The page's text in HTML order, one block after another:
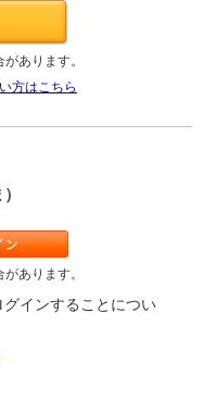
あります。
方はこちら
あります。
インすることについ